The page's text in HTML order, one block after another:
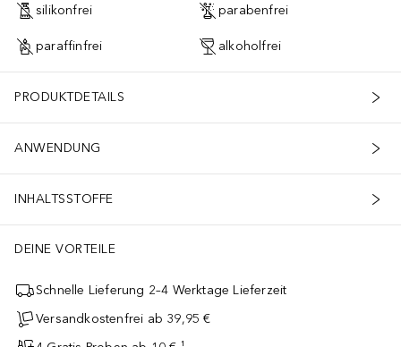
silikonfrei parabenfrei
paraffinfrei alkoholfrei
PRODUKTDETAILS
ANWENDUNG
INHALTSSTOFFE
DEINE VORTEILE
Schnelle Lieferung 2–4 Werktage Lieferzeit
Versandkostenfrei ab 39,95 €